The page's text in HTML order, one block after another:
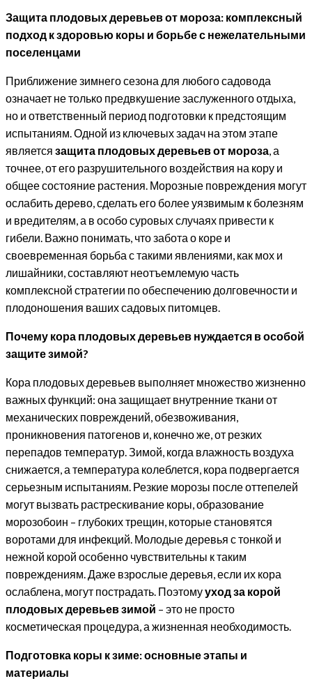
Защита плодовых деревьев от мороза: комплексный
подход к здоровью коры и борьбе с нежелательными
поселенцами
Приближение зимнего сезона для любого садовода
означает не только предвкушение заслуженного отдыха,
но и ответственный период подготовки к предстоящим
испытаниям. Одной из ключевых задач на этом этапе
является защита плодовых деревьев от мороза, а
точнее, от его разрушительного воздействия на кору и
общее состояние растения. Морозные повреждения могут
ослабить дерево, сделать его более уязвимым к болезням
и вредителям, а в особо суровых случаях привести к
гибели. Важно понимать, что забота о коре и
своевременная борьба с такими явлениями, как мох и
лишайники, составляют неотъемлемую часть
комплексной стратегии по обеспечению долговечности и
плодоношения ваших садовых питомцев.
Почему кора плодовых деревьев нуждается в особой
защите зимой?
Кора плодовых деревьев выполняет множество жизненно
важных функций: она защищает внутренние ткани от
механических повреждений, обезвоживания,
проникновения патогенов и, конечно же, от резких
перепадов температур. Зимой, когда влажность воздуха
снижается, а температура колеблется, кора подвергается
серьезным испытаниям. Резкие морозы после оттепелей
могут вызвать растрескивание коры, образование
морозобоин – глубоких трещин, которые становятся
воротами для инфекций. Молодые деревья с тонкой и
нежной корой особенно чувствительны к таким
повреждениям. Даже взрослые деревья, если их кора
ослаблена, могут пострадать. Поэтомууход за корой
плодовых деревьев зимой – это не просто
косметическая процедура, а жизненная необходимость.
Подготовка коры к зиме: основные этапы и
материалы